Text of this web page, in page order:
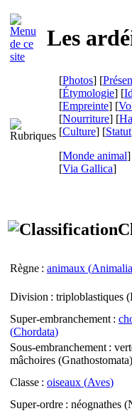
Les
[Photos] [
[Étymologie] [
[Empreinte] [
[Nourriture] [
[Culture] [Statut
[Monde animal
[Via Gallica]
Règne : animaux (Animalia
Division : triploblastiques (
Super-embranchement :
(Chordata)
Sous-embranchement :
mâchoires (Gnathostomata)
Classe : oiseaux (Aves)
Super-ordre : néognathes (